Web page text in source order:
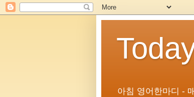
아침 영어한마디 -